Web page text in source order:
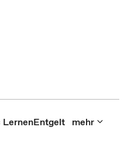
LernenEntgelt mehr